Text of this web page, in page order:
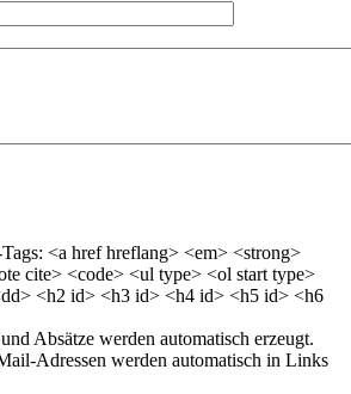
<a href hreflang> <em> <strong>
cite> <code> <ul type> <ol start type>
<h2 id> <h3 id> <h4 id> <h5 id> <h6
Absätze werden automatisch erzeugt.
Adressen werden automatisch in Links